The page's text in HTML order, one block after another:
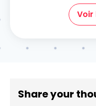
Voir
Share your